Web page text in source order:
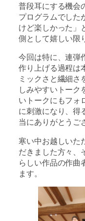
普段耳にする機会
プログラムでした
けど楽しかった」
側として嬉しい限
今回は特に、連弾
作り上げる過程は
ミックさと繊細
しみやすいトー
いトークにもフォ
に刺激になり、得
当にありがとうご
寒い中お越しいた
だきました方々、
らしい作品の作曲
ます。